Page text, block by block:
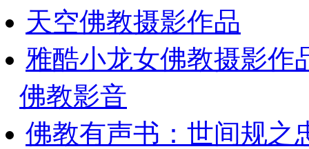
天空佛教摄影作品
雅酷小龙女佛教摄影作
佛教影音
佛教有声书：世间规